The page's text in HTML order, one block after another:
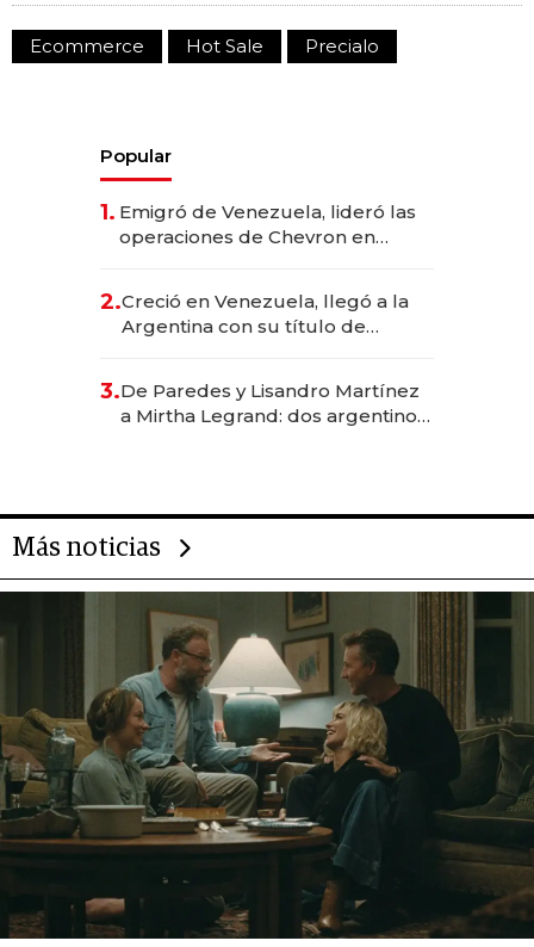
Ecommerce Hot Sale Precialo
Popular
1. Emigró de Venezuela, lideró las
operaciones de Chevron en
2.Creció en Venezuela, llegó a la
Argentina con su título de
las marcas "fast premium"
3.De Paredes y Lisandro Martínez
a Mirtha Legrand: dos argentinos
Más noticias